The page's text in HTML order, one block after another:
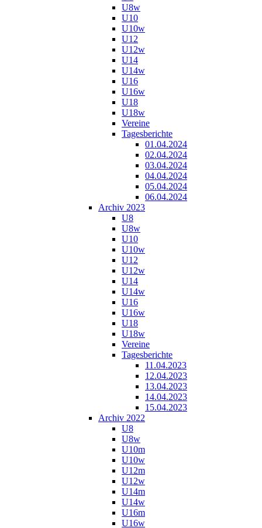
U8w
U10
U10w
U12
U12w
U14
U14w
U16
U16w
U18
U18w
Vereine
Tagesberichte
01.04.2024
02.04.2024
03.04.2024
04.04.2024
05.04.2024
06.04.2024
Archiv 2023
U8
U8w
U10
U10w
U12
U12w
U14
U14w
U16
U16w
U18
U18w
Vereine
Tagesberichte
11.04.2023
12.04.2023
13.04.2023
14.04.2023
15.04.2023
Archiv 2022
U8
U8w
U10m
U10w
U12m
U12w
U14m
U14w
U16m
U16w